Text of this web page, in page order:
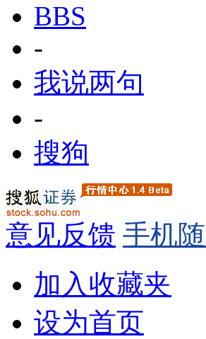
BBS
-
我说两句
-
搜狗
意见反馈 手机
加入收藏夹
设为首页